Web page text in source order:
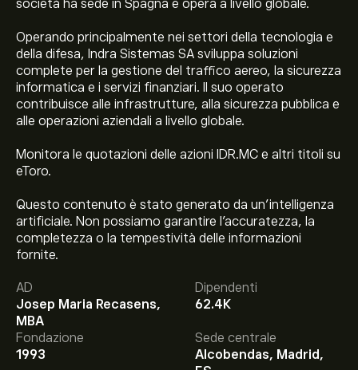
società ha sede in Spagna e opera a livello globale.
Operando principalmente nei settori della tecnologia e
della difesa, Indra Sistemas SA sviluppa soluzioni
complete per la gestione del traffico aereo, la sicurezza
informatica e i servizi finanziari. Il suo operato
contribuisce alle infrastrutture, alla sicurezza pubblica e
alle operazioni aziendali a livello globale.
Monitora le quotazioni delle azioni IDR.MC e altri titoli su
eToro.
Questo contenuto è stato generato da un’intelligenza
artificiale. Non possiamo garantire l'accuratezza, la
completezza o la tempestività delle informazioni
fornite.
AD
Josep Maria Recasens,
MBA
Dipendenti
62.4K
Fondazione
1993
Sede centrale
Alcobendas, Madrid,
Il prezzo attuale delle azioni IDR.MC è di 62.90‎€‎.
Il target di prezzo medio per le azioni Indra Sistemas SA